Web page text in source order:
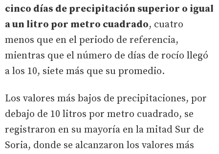
cinco días de precipitación superior o igual
a un litro por metro cuadrado, cuatro
menos que en el periodo de referencia,
mientras que el número de días de rocío llegó
a los 10, siete más que su promedio.
Los valores más bajos de precipitaciones, por
debajo de 10 litros por metro cuadrado, se
registraron en su mayoría en la mitad Sur de
Soria, donde se alcanzaron los valores más